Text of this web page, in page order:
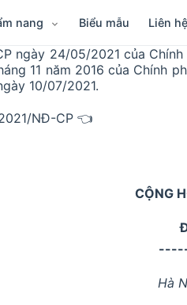
nang Biểu mẫu Liên hệ
ngày 24/05/2021 của
11 năm 2016 của Chính
10/07/2021.
NĐ-CP 👈
CỘNG
Hà